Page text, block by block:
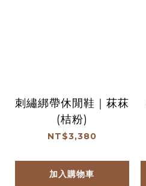
刺繡綁帶休閒鞋｜菻菻
(桔粉)
NT$3,380
加入購物車